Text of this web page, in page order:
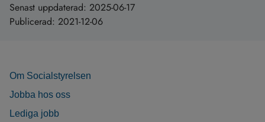
Senast uppdaterad: 2025-06-17
Publicerad: 2021-12-06
Om Socialstyrelsen
Jobba hos oss
Lediga jobb